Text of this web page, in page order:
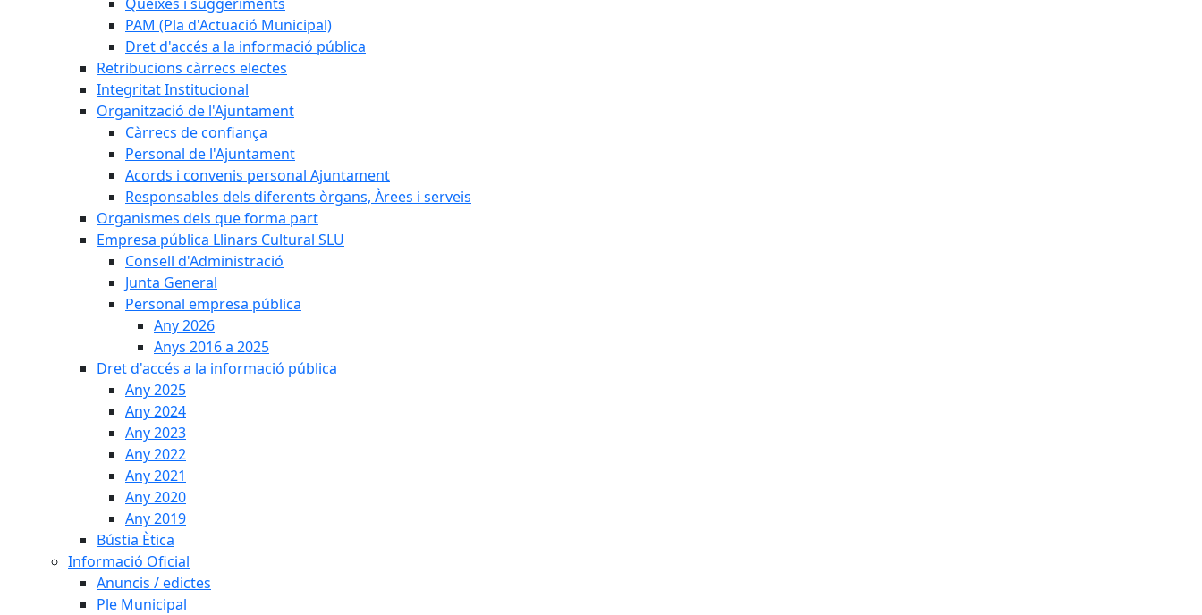
PAM (Pla d'Actuació Municipal)
Dret d'accés a la informació pública
Retribucions càrrecs electes
Integritat Institucional
Organització de l'Ajuntament
Càrrecs de confiança
Personal de l'Ajuntament
Acords i convenis personal Ajuntament
Responsables dels diferents òrgans, Àrees i serveis
Organismes dels que forma part
Empresa pública Llinars Cultural SLU
Consell d'Administració
Junta General
Personal empresa pública
Any 2026
Anys 2016 a 2025
Dret d'accés a la informació pública
Any 2025
Any 2024
Any 2023
Any 2022
Any 2021
Any 2020
Any 2019
Bústia Ètica
Informació Oficial
Anuncis / edictes
Ple Municipal